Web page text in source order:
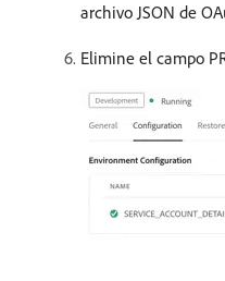
archivo JSON de
Elimine el campo